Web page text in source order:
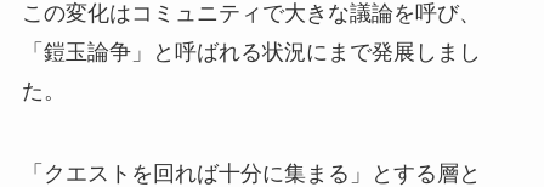
この変化はコミュニティで大きな議論を呼び、
「鎧玉論争」と呼ばれる状況にまで発展しまし
た。
「クエストを回れば十分に集まる」とする層と